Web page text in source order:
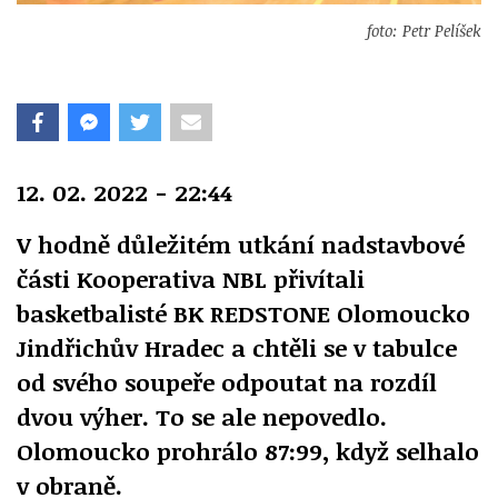
foto: Petr Pelíšek
12. 02. 2022 - 22:44
V hodně důležitém utkání nadstavbové
části Kooperativa NBL přivítali
basketbalisté BK REDSTONE Olomoucko
Jindřichův Hradec a chtěli se v tabulce
od svého soupeře odpoutat na rozdíl
dvou výher. To se ale nepovedlo.
Olomoucko prohrálo 87:99, když selhalo
v obraně.